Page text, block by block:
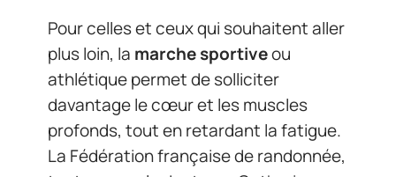
Pour celles et ceux qui souhaitent aller
plus loin, la marche sportiveou
athlétique permet de solliciter
davantage le cœur et les muscles
profonds, tout en retardant la fatigue.
La Fédération française de randonnée,